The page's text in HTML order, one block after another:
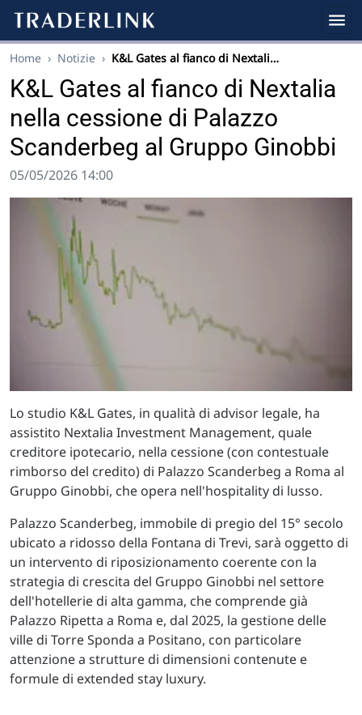
Home › Notizie › K&L Gates al fianco di Nextali…
K&L Gates al fianco di Nextalia
nella cessione di Palazzo
Scanderbeg al Gruppo Ginobbi
05/05/2026 14:00
Lo studio K&L Gates, in qualità di advisor legale, ha
assistito Nextalia Investment Management, quale
creditore ipotecario, nella cessione (con contestuale
rimborso del credito) di Palazzo Scanderbeg a Roma al
Gruppo Ginobbi, che opera nell'hospitality di lusso.
Palazzo Scanderbeg, immobile di pregio del 15° secolo
ubicato a ridosso della Fontana di Trevi, sarà oggetto di
un intervento di riposizionamento coerente con la
strategia di crescita del Gruppo Ginobbi nel settore
dell'hotellerie di alta gamma, che comprende già
Palazzo Ripetta a Roma e, dal 2025, la gestione delle
ville di Torre Sponda a Positano, con particolare
attenzione a strutture di dimensioni contenute e
formule di extended stay luxury.